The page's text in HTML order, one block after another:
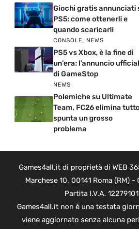
Giochi gratis annunciati
PS5: come ottenerli e
quando scaricarli
CONSOLE, NEWS
PS5 vs Xbox, è la fine di
un’era: l’annuncio
di GameStop
NEWS
Polemiche su Ultimate
Team, FC26 elimina
spunta un grosso
problema
Games4all.it di proprietà di WEB
Marchese 10, 00141 Roma (RM) -
Partita I.V.A.
Games4all.it non è una testata
viene aggiornato senza alcuna